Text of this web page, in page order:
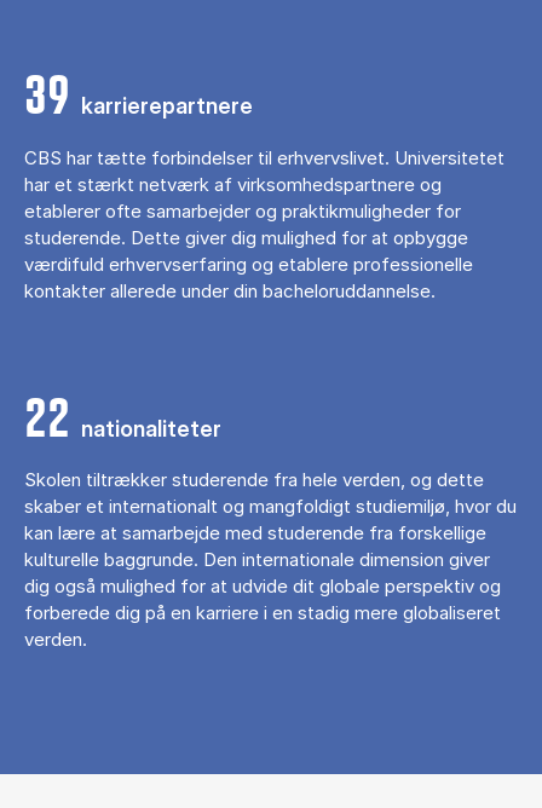
39 karrierepartnere
CBS har tætte forbindelser til erhvervslivet. Universitetet
har et stærkt netværk af virksomhedspartnere og
etablerer ofte samarbejder og praktikmuligheder for
studerende. Dette giver dig mulighed for at opbygge
værdifuld erhvervserfaring og etablere professionelle
kontakter allerede under din bacheloruddannelse.
22 nationaliteter
Skolen tiltrækker studerende fra hele verden, og dette
skaber et internationalt og mangfoldigt studiemiljø, hvor du
kan lære at samarbejde med studerende fra forskellige
kulturelle baggrunde. Den internationale dimension giver
dig også mulighed for at udvide dit globale perspektiv og
forberede dig på en karriere i en stadig mere globaliseret
verden.